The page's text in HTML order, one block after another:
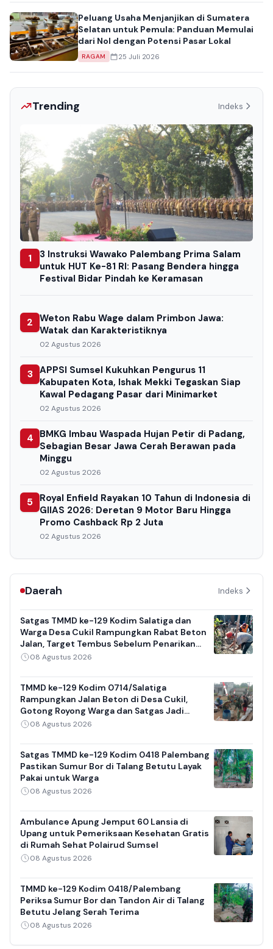
Peluang Usaha Menjanjikan di Sumatera
Selatan untuk Pemula: Panduan Memulai
dari Nol dengan Potensi Pasar Lokal
RAGAM 25 Juli 2026
Trending Indeks
1
3 Instruksi Wawako Palembang Prima Salam
untuk HUT Ke-81 RI: Pasang Bendera hingga
Festival Bidar Pindah ke Keramasan
2 Weton Rabu Wage dalam Primbon Jawa:
Watak dan Karakteristiknya
02 Agustus 2026
3 APPSI Sumsel Kukuhkan Pengurus 11
Kabupaten Kota, Ishak Mekki Tegaskan Siap
Kawal Pedagang Pasar dari Minimarket
02 Agustus 2026
4 BMKG Imbau Waspada Hujan Petir di Padang,
Sebagian Besar Jawa Cerah Berawan pada
Minggu
02 Agustus 2026
5
Royal Enfield Rayakan 10 Tahun di Indonesia di
GIIAS 2026: Deretan 9 Motor Baru Hingga
Promo Cashback Rp 2 Juta
02 Agustus 2026
Daerah Indeks
Satgas TMMD ke-129 Kodim Salatiga dan
Warga Desa Cukil Rampungkan Rabat Beton
Jalan, Target Tembus Sebelum Penarikan
Pasukan
08 Agustus 2026
TMMD ke-129 Kodim 0714/Salatiga
Rampungkan Jalan Beton di Desa Cukil,
Gotong Royong Warga dan Satgas Jadi
Sorotan
08 Agustus 2026
Satgas TMMD ke-129 Kodim 0418 Palembang
Pastikan Sumur Bor di Talang Betutu Layak
Pakai untuk Warga
08 Agustus 2026
Ambulance Apung Jemput 60 Lansia di
Upang untuk Pemeriksaan Kesehatan Gratis
di Rumah Sehat Polairud Sumsel
08 Agustus 2026
TMMD ke-129 Kodim 0418/Palembang
Periksa Sumur Bor dan Tandon Air di Talang
Betutu Jelang Serah Terima
08 Agustus 2026